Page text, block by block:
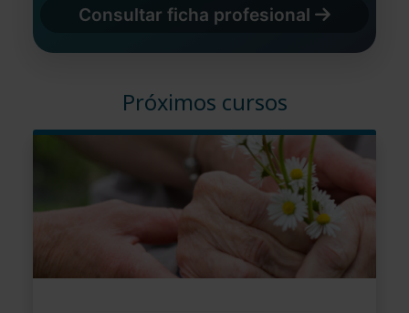
Consultar ficha profesional
Próximos cursos